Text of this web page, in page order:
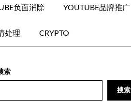
负面消除 YOUTUBE品牌推广
处理 CRYPTO
索
搜索